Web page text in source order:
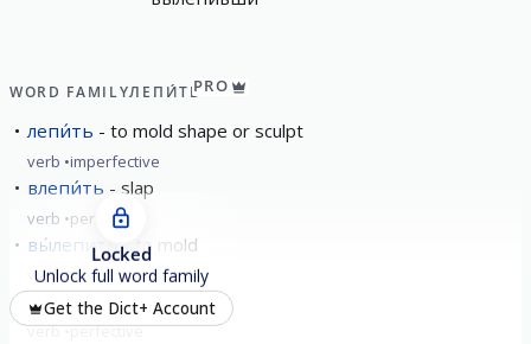
WORD FAMILYЛЕПИ́ТЬPRO
лепи́ть to mold shape or sculpt
verb imperfective
влепи́ть slap
verb perfective
вы́лепить to mold
verb perfective
залепи́ть slap
verb perfective
Locked
Unlock full word family
Get the Dict+ Account